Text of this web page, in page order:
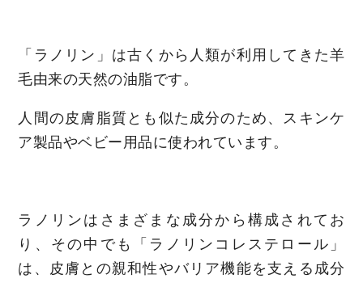
「ラノリン」は古くから人類が利用してきた羊
毛由来の天然の油脂です。
人間の皮膚脂質とも似た成分のため、スキンケ
ア製品やベビー用品に使われています。
ラノリンはさまざまな成分から構成されてお
り、その中でも「ラノリンコレステロール」
は、皮膚との親和性やバリア機能を支える成分